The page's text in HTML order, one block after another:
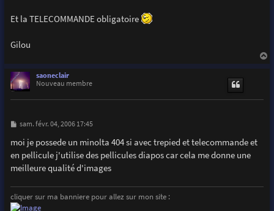
Et la TELECOMMANDE obligatoire
Gilou
saoneclair
Nouveau membre
M
s
s
a
e
sam. févr. 04, 2006 17:45
moi je possede un minolta 404 si avec trepied et telecommande et
en pellicule j'utilise des pellicules diapos car cela me donne une
meilleure qualité d'images
cliquer sur ma banniere pour allez sur mon site :